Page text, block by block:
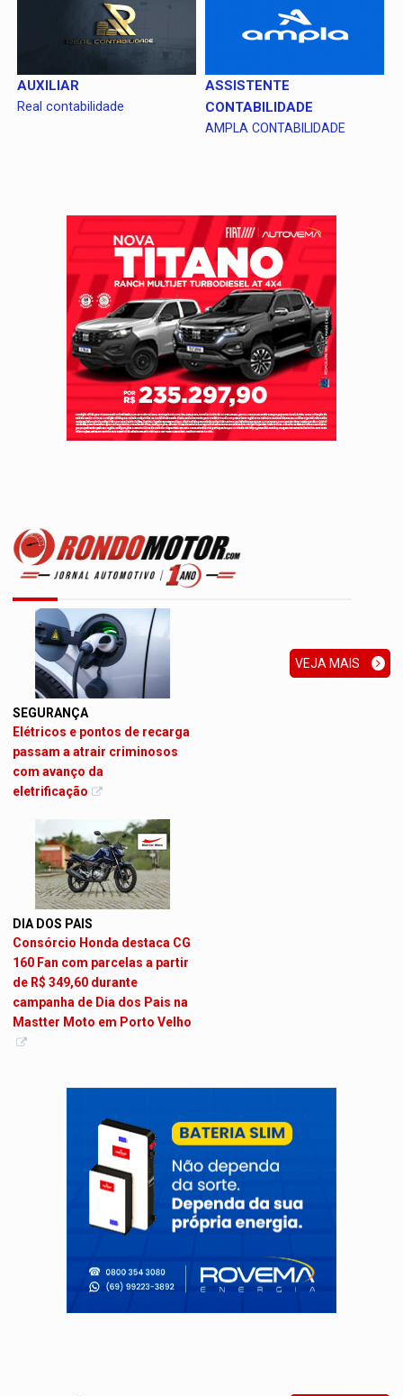
AUXILIAR
Real contabilidade
ASSISTENTE
CONTABILIDADE
AMPLA CONTABILIDADE
VEJA MAIS
SEGURANÇA
Elétricos e pontos de recarga
passam a atrair criminosos
com avanço da
eletrificação
DIA DOS PAIS
Consórcio Honda destaca CG
160 Fan com parcelas a partir
de R$ 349,60 durante
campanha de Dia dos Pais na
Mastter Moto em Porto Velho